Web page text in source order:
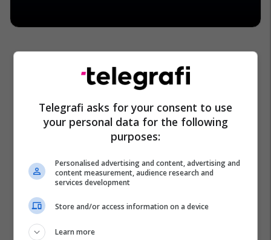
Telegrafi asks for your consent to use
your personal data for the following
purposes:
Personalised advertising and content, advertising and
content measurement, audience research and
services development
Store and/or access information on a device
Learn more